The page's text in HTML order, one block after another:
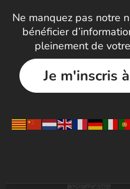
Ne manquez pas notre
bénéficier
pleinement de
Je m'inscris